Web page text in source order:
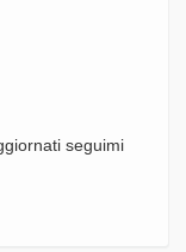
seguimi